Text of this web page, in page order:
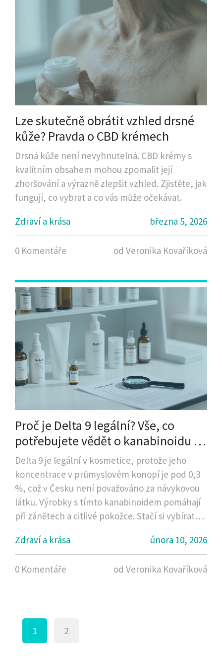
Lze skutečně obrátit vzhled drsné
kůže? Pravda o CBD krémech
Drsná kůže není nevyhnutelná. CBD krémy s
kvalitním obsahem mohou zpomalit její
zhoršování a výrazně zlepšit vzhled. Zjistěte, jak
fungují, co vybrat a co vás může očekávat.
Zdraví a krása
března 5, 2026
0 Komentáře od Veronika Kovaříková
Proč je Delta 9 legální? Vše, co
potřebujete vědět o kanabinoidu v
kosmetice
Delta 9 je legální v kosmetice, protože jeho
koncentrace v průmyslovém konopí je pod 0,3
%, což v Česku není považováno za návykovou
látku. Výrobky s tímto kanabinoidem pomáhají
při zánětech a citlivé pokožce. Stačí si vybírat
obsahem.
Zdraví a krása února 10, 2026
0 Komentáře od Veronika Kovaříková
1 2